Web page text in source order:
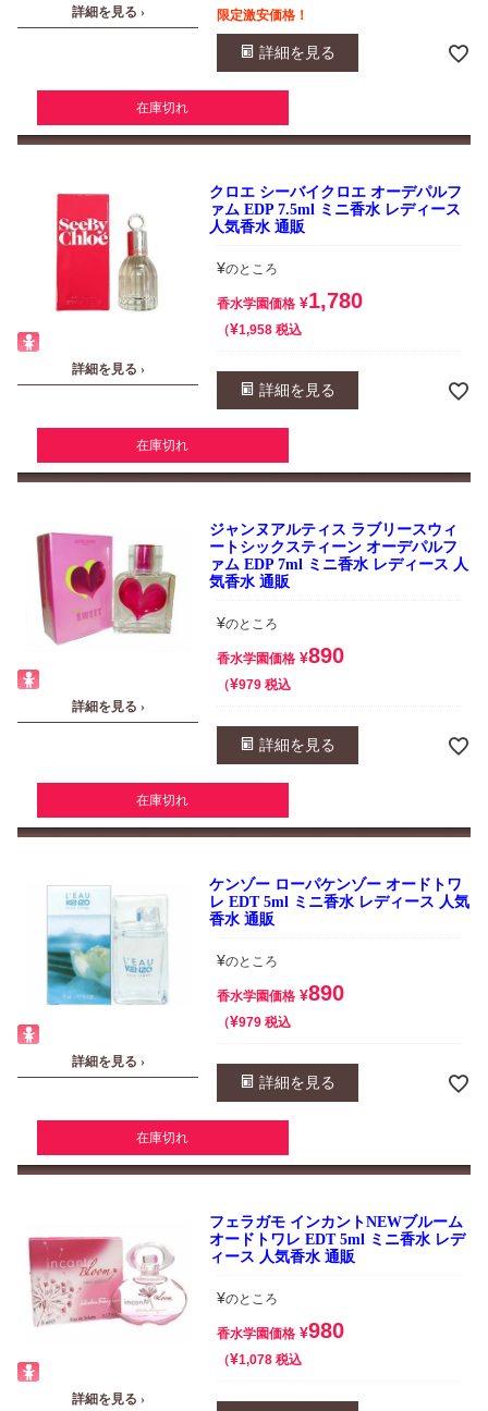
詳細を見る › 限定激安価格！
詳細を見る
在庫切れ
詳細を見る ›
クロエ シーバイクロエ オーデパルフ
ァム EDP 7.5ml ミニ香水 レディース
人気香水 通販
¥のところ
香水学園価格 ¥1,780
¥1,958 税込
詳細を見る
在庫切れ
詳細を見る ›
ジャンヌアルティス ラブリースウィ
ートシックスティーン オーデパルフ
ァム EDP 7ml ミニ香水 レディース 人
気香水 通販
¥のところ
香水学園価格 ¥890
¥979 税込
詳細を見る
在庫切れ
詳細を見る ›
ケンゾー ローパケンゾー オードトワ
レ EDT 5ml ミニ香水 レディース 人気
香水 通販
¥のところ
香水学園価格 ¥890
¥979 税込
詳細を見る
在庫切れ
詳細を見る ›
フェラガモ インカントNEWブルーム
オードトワレ EDT 5ml ミニ香水 レデ
ィース 人気香水 通販
¥のところ
香水学園価格 ¥980
¥1,078 税込